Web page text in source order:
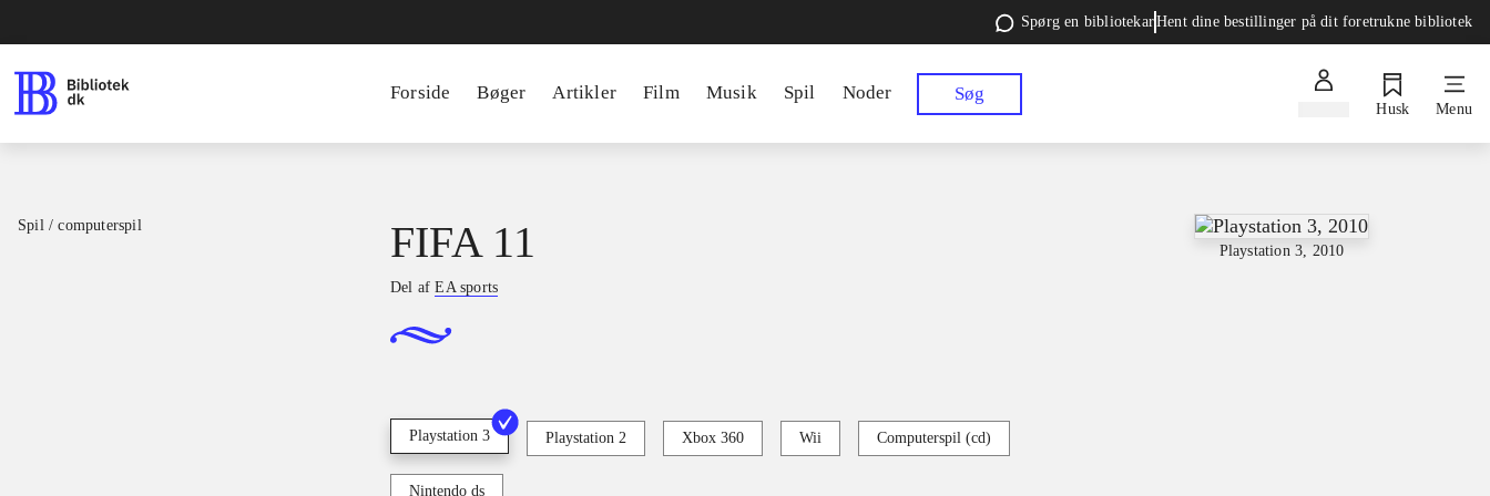
Spørg en bibliotekarHent dine bestillinger på dit foretrukne bibliotek
Forside Bøger Artikler Film Musik Spil Noder Søg
Husk Menu
Spil / computerspil
Playstation 3, 2010
FIFA 11
Del afEA sports
Playstation 3 Playstation 2 Xbox 360 Wii Computerspil (cd)
Nintendo ds